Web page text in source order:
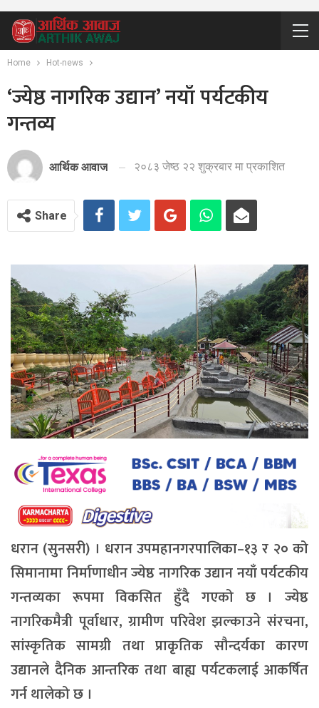
Home Hot-news
‘ज्येष्ठ नागरिक उद्यान’ नयाँ पर्यटकीय
गन्तव्य
आर्थिक आवाज २०८३ जेष्ठ २२ शुक्रबार मा प्रकाशित
Share
धरान (सुनसरी) । धरान उपमहानगरपालिका–१३ र २० को
सिमानामा निर्माणाधीन ज्येष्ठ नागरिक उद्यान नयाँ पर्यटकीय
गन्तव्यका रूपमा विकसित हुँदै गएको छ । ज्येष्ठ
नागरिकमैत्री पूर्वाधार, ग्रामीण परिवेश झल्काउने संरचना,
सांस्कृतिक सामग्री तथा प्राकृतिक सौन्दर्यका कारण
उद्यानले दैनिक आन्तरिक तथा बाह्य पर्यटकलाई आकर्षित
गर्न थालेको छ ।